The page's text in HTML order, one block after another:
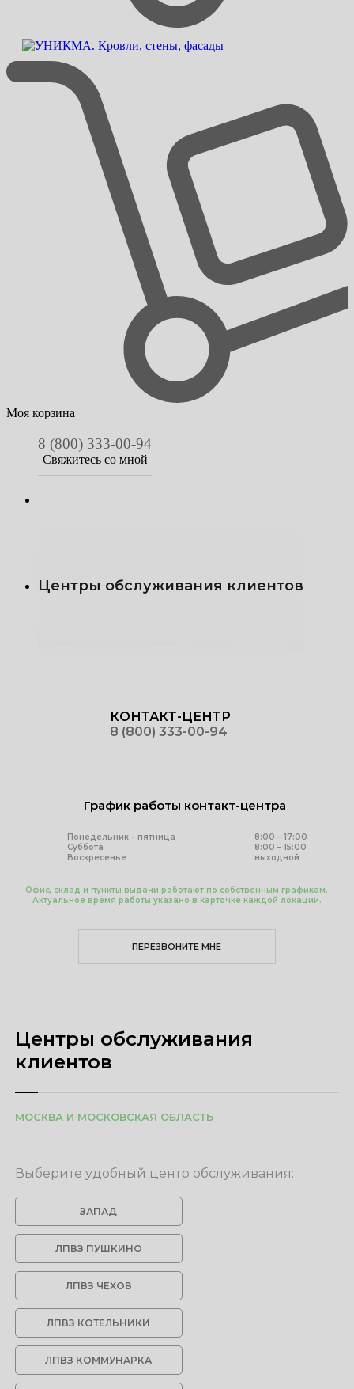
Моя корзина
8 (800) 333-00-94
Свяжитесь со мной
Центры обслуживания клиентов
КОНТАКТ-ЦЕНТР
8 (800) 333-00-94
График работы контакт-центра
Понедельник – пятница
Суббота
Воскресенье
8:00 – 17:00
8:00 – 15:00
выходной
Офис, склад и пункты выдачи работают по собственным графикам.
Актуальное время работы указано в карточке каждой локации.
ПЕРЕЗВОНИТЕ МНЕ
Центры обслуживания
клиентов
МОСКВА И МОСКОВСКАЯ ОБЛАСТЬ
Выберите удобный центр обслуживания:
ЗАПАД
ЛПВЗ ПУШКИНО
ЛПВЗ ЧЕХОВ
ЛПВЗ КОТЕЛЬНИКИ
ЛПВЗ КОММУНАРКА